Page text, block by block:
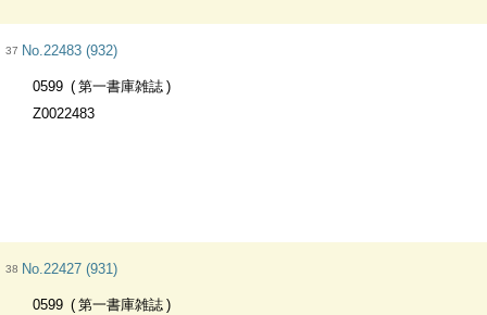
37 No.22483 (932)
0599
第一書庫雑誌
Z0022483
38 No.22427 (931)
0599
第一書庫雑誌